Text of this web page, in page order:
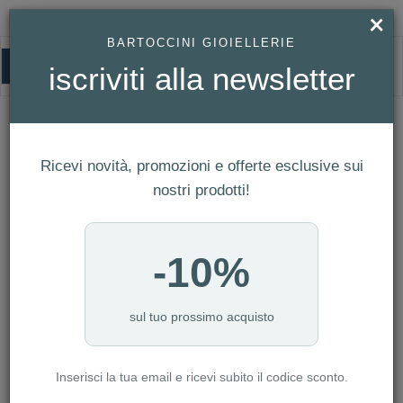
HOMEPAGE GIOIELLI MASERATI - BRACCIALE UOMO REF. JM421ATZ10
Gioielli Maserati - Bracciale Uomo Ref.
JM421ATZ10
×
BARTOCCINI GIOIELLERIE
iscriviti alla newsletter
Ricevi novità, promozioni e offerte esclusive sui
nostri prodotti!
-10%
sul tuo prossimo acquisto
Inserisci la tua email e ricevi subito il codice sconto.